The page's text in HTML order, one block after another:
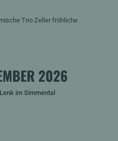
Trio Zeller fröhliche
2026
im Simmental